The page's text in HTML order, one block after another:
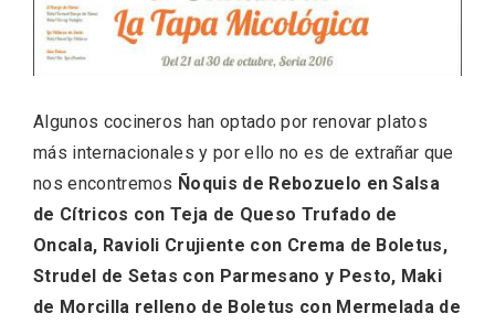
Algunos cocineros han optado por renovar platos
más internacionales y por ello no es de extrañar que
nos encontremos Ñoquis de Rebozuelo en Salsa
de Cítricos con Teja de Queso Trufado de
Oncala, Ravioli Crujiente con Crema de Boletus,
Strudel de Setas con Parmesano y Pesto, Maki
de Morcilla relleno de Boletus con Mermelada de